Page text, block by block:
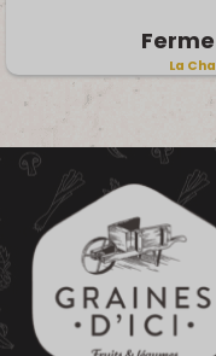
La